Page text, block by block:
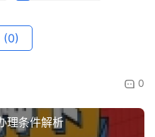
(0)
0
理条件解析